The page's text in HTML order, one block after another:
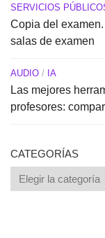
SERVICIOS
Copia del
salas de examen
AUDIO / IA
Las mejores
profesores:
CATEGORÍAS
Categorías